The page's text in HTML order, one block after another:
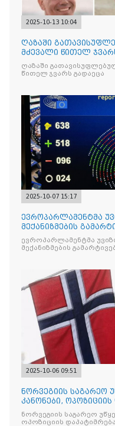
2025-10-13 10:04
ღაზაში
მძევალი წითელ
ღაზაში
წითელ ჯვარს გადაეცა
2025-10-07 15:17
ევროპარლამენტმა
მექანიზმების
ევროპარლამენტმა
მექანიზმების
2025-10-06 09:51
ნორვეგიის საგარეო
კანონები,
არჩევნების ნდობას
ნორვეგიის საგარეო
ოპოზიციის